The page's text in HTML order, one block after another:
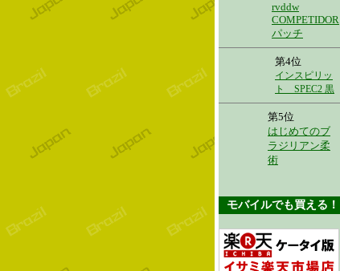
rvddw
COMPETIDOR
パッチ
第4位
インスピリッ
ト SPEC2 黒
第5位
はじめてのブ
ラジリアン柔
術
モバイルでも買える！